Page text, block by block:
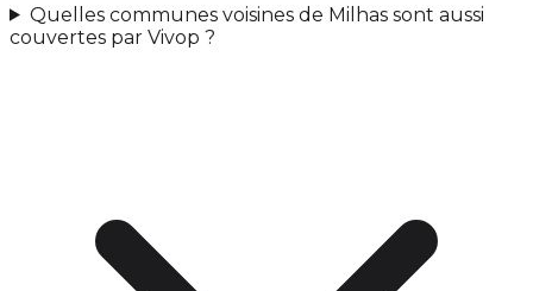
Quelles communes voisines de Milhas sont aussi
couvertes par Vivop ?